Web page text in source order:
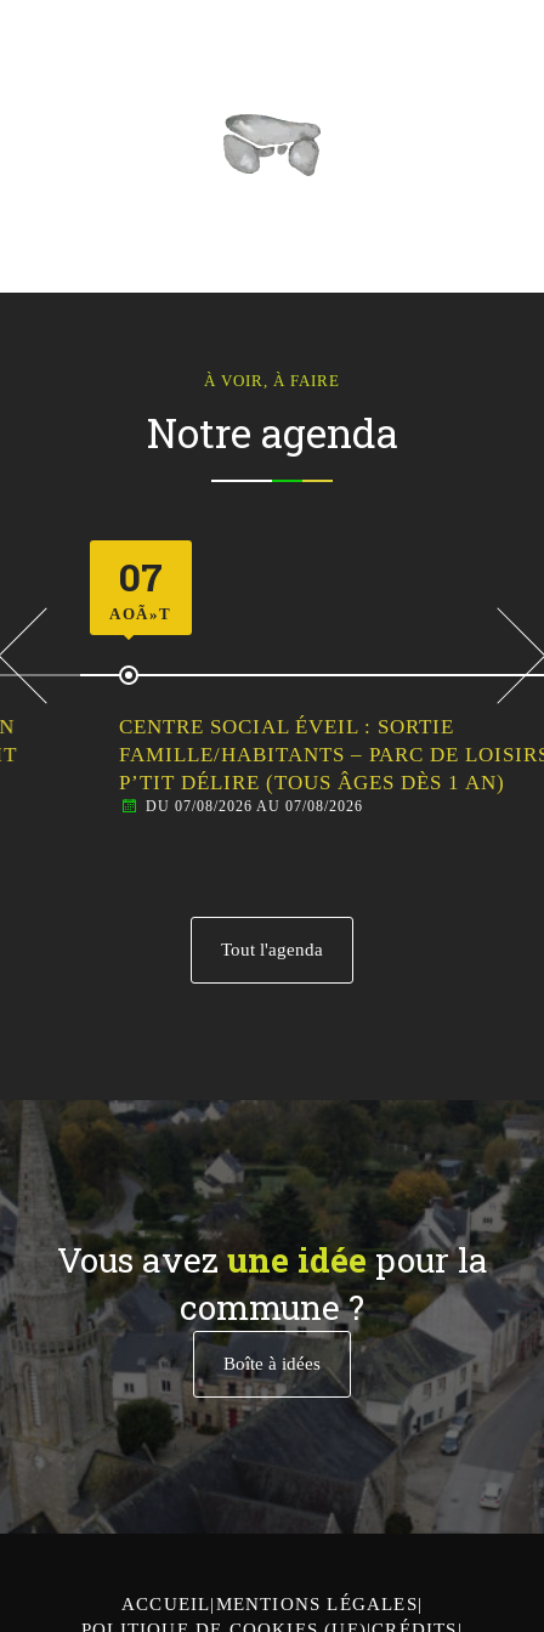
À VOIR, À FAIRE
Notre agenda
AOÃ»T
CENTRE SOCIAL ÉVEIL : SORTIE
FAMILLE/HABITANTS – PARC DE LOISIRS LE
P’TIT DÉLIRE (TOUS ÂGES DÈS 1 AN)
DU 07/08/2026 AU 07/08/2026
Tout l'agenda
Vous avezune idéepour la
commune ?
Boîte à idées
ACCUEIL MENTIONS LÉGALES